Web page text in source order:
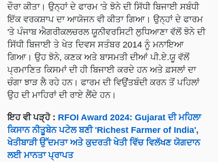
ਦੌਰਾ ਕੀਤਾ। ਉਨ੍ਹਾਂ ਦੇ ਫਾਰਮ 'ਤੇ ਝੋਨੇ ਦੀ ਸਿੱਧੀ ਬਿਜਾਈ ਸਬੰਧੀ
ਇੱਕ ਵਰਕਸ਼ਾਪ ਦਾ ਆਯੋਜਨ ਵੀ ਕੀਤਾ ਗਿਆ। ਉਨ੍ਹਾਂ ਦੇ ਫਾਰਮ
'ਤੇ ਪੰਜਾਬ ਐਗਰੀਕਲਚਰਲ ਯੂਨੀਵਰਸਿਟੀ ਲੁਧਿਆਣਾ ਵੱਲੋਂ ਝੋਨੇ ਦੀ
ਸਿੱਧੀ ਬਿਜਾਈ ਤੇ ਖੇਤ ਦਿਵਸ ਸਤੰਬਰ 2014 ਨੂੰ ਮਨਾਇਆ
ਗਿਆ। ਉਹ ਝੋਨੇ, ਕਣਕ ਅਤੇ ਬਾਸਮਤੀ ਦੀਆਂ ਪੀ.ਏ.ਯੂ ਵੱਲੋਂ
ਪ੍ਰਮਾਣਿਤ ਕਿਸਮਾਂ ਦੀ ਹੀ ਬਿਜਾਈ ਕਰਦੇ ਹਨ ਅਤੇ ਫ਼ਸਲਾਂ ਦਾ
ਚੰਗਾ ਝਾੜ ਲੈ ਰਹੇ ਹਨ। ਫਾਰਮ ਦੀ ਵਿਉਂਤਬੰਦੀ ਕਰਨ ਤੋਂ ਪਹਿਲਾਂ
ਉਹ ਦੀ ਮਾਹਿਰਾਂ ਦੀ ਰਾਏ ਲੈਂਦੇ ਹਨ।
ਇਹ ਵੀ ਪੜ੍ਹੋ : RFOI Award 2024: Gujarat ਦੀ ਮਹਿਲਾ
ਕਿਸਾਨ ਨੀਤੂਬੇਨ ਪਟੇਲ ਬਣੀ 'Richest Farmer of India',
ਖੇਤੀਬਾੜੀ ਉੱਦਮਤਾ ਅਤੇ ਕੁਦਰਤੀ ਖੇਤੀ ਵਿੱਚ ਵਿਲੱਖਣ ਯੋਗਦਾਨ
ਲਈ ਮਾਨਤਾ ਪ੍ਰਾਪਤ